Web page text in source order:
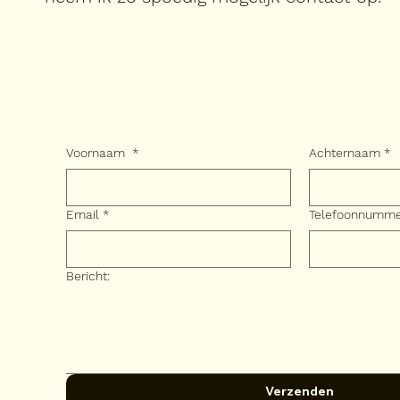
Voornaam * Achternaam *
Email *
Bericht:
Verzenden